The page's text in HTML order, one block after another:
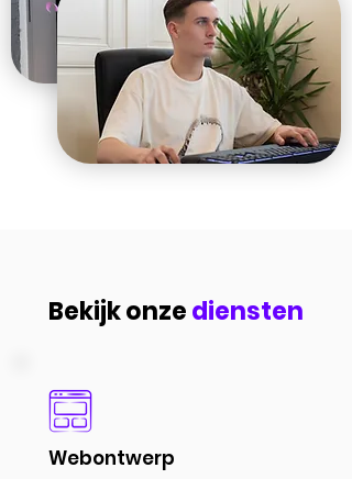
Bekijk onzediensten
Webontwerp